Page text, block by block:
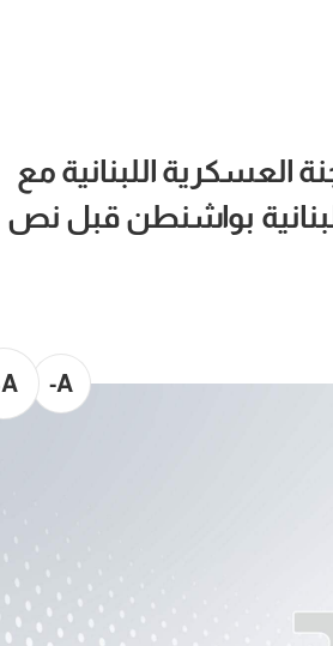
العسكرية اللبنانية مع
بواشنطن قبل نص
A-
A+